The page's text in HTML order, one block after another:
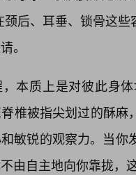
颈后、耳垂、锁骨这
。
本质上是对彼此身
椎被指尖划过的酥
敏锐的观察力。当
由自主地向你靠拢，